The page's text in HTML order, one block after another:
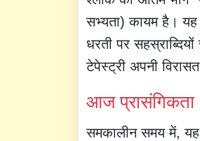
सभ्यता) कायम है।
धरती पर
टेपेस्ट्री अपनी
आज प्रासंगिकता
समकालीन समय में, यह